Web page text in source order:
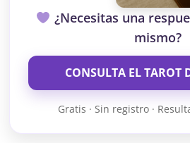
¿Necesitas una
mismo?
CONSULTA EL TAROT
Gratis · Sin registro ·